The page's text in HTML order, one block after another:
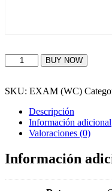
EXAM:
Autodesk
Exams
BUY NOW
SKU: EXAM (WC)
Descripción
Información adicional
Valoraciones (0)
Información